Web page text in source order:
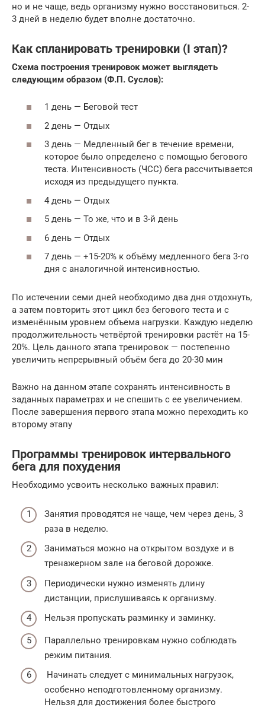
но и не чаще, ведь организму нужно восстановиться. 2-
3 дней в неделю будет вполне достаточно.
Как спланировать тренировки (I этап)?
Схема построения тренировок может выглядеть
следующим образом (Ф.П. Суслов):
1 день — Беговой тест
2 день — Отдых
3 день — Медленный бег в течение времени,
которое было определено с помощью бегового
теста. Интенсивность (ЧСС) бега рассчитывается
исходя из предыдущего пункта.
4 день — Отдых
5 день — То же, что и в 3-й день
6 день — Отдых
7 день — +15-20% к объёму медленного бега 3-го
дня с аналогичной интенсивностью.
По истечении семи дней необходимо два дня отдохнуть,
а затем повторить этот цикл без бегового теста и с
изменённым уровнем объема нагрузки. Каждую неделю
продолжительность четвёртой тренировки растёт на 15-
20%. Цель данного этапа тренировок — постепенно
увеличить непрерывный объём бега до 20-30 мин
Важно на данном этапе сохранять интенсивность в
заданных параметрах и не спешить с ее увеличением.
После завершения первого этапа можно переходить ко
второму этапу
Программы тренировок интервального
бега для похудения
Необходимо усвоить несколько важных правил:
Занятия проводятся не чаще, чем через день, 3
раза в неделю.
Заниматься можно на открытом воздухе и в
тренажерном зале на беговой дорожке.
Периодически нужно изменять длину
дистанции, прислушиваясь к организму.
Нельзя пропускать разминку и заминку.
Параллельно тренировкам нужно соблюдать
режим питания.
Начинать следует с минимальных нагрузок,
особенно неподготовленному организму.
Нельзя для достижения более быстрого